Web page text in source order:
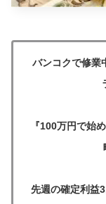
バンコクで修業
『100万円で始
先週の確定利益